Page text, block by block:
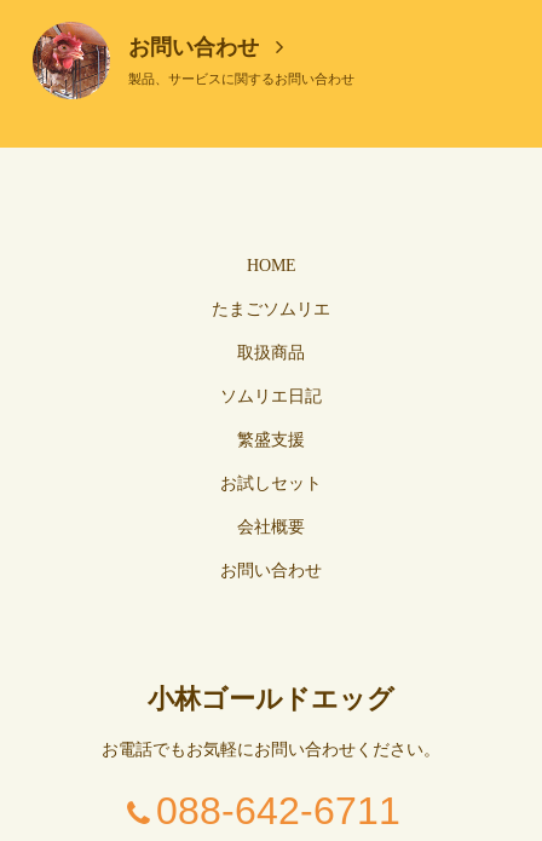
お問い合わせ
製品、サービスに関するお問い合わせ
HOME
たまごソムリエ
取扱商品
ソムリエ日記
繁盛支援
お試しセット
会社概要
お問い合わせ
小林ゴールドエッグ
お電話でもお気軽にお問い合わせください。
088-642-6711